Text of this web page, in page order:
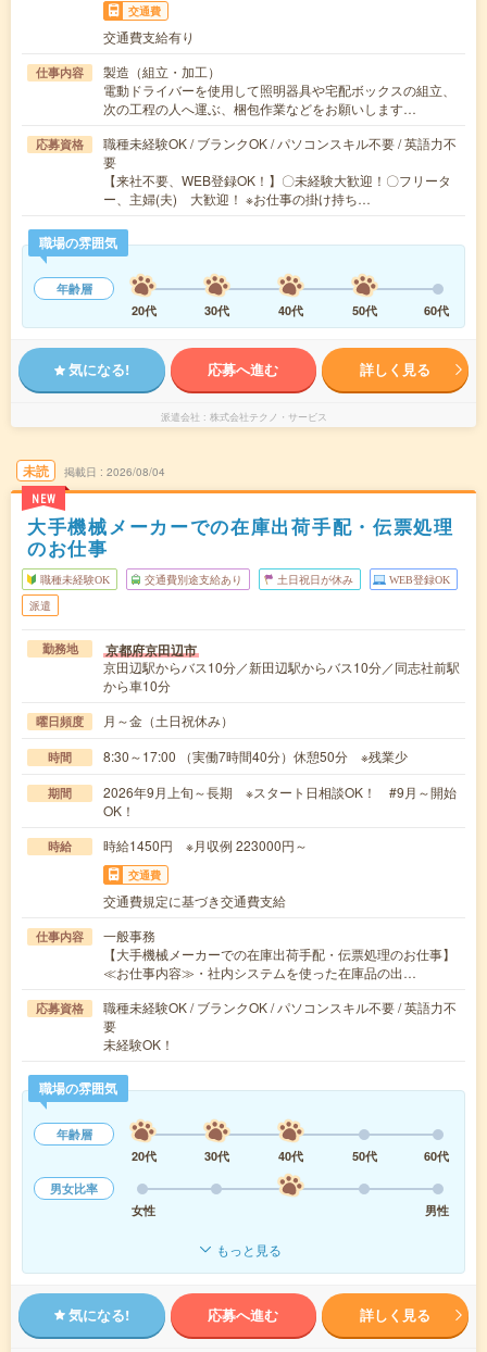
交通費
交通費支給有り
仕事内容
製造（組立・加工）
電動ドライバーを使用して照明器具や宅配ボックスの組立、
次の工程の人へ運ぶ、梱包作業などをお願いします…
応募資格
職種未経験OK / ブランクOK / パソコンスキル不要 / 英語力不
要
【来社不要、WEB登録OK！】〇未経験大歓迎！〇フリータ
ー、主婦(夫) 大歓迎！ ※お仕事の掛け持ち…
職場の雰囲気
年齢層
20代
30代 40代 50代 60代
気になる! 応募へ進む 詳しく見る
派遣会社 株式会社テクノ・サービス
未読
NEW
掲載日 2026/08/04
大手機械メーカーでの在庫出荷手配・伝票処理
のお仕事
職種未経験OK 交通費別途支給あり 土日祝日が休み WEB登録OK
派遣
勤務地 京都府京田辺市
京田辺駅からバス10分／新田辺駅からバス10分／同志社前駅
から車10分
曜日頻度 月～金（土日祝休み）
時間 8:30～17:00 （実働7時間40分）休憩50分 ※残業少
期間
2026年9月上旬～長期 ※スタート日相談OK！ #9月～開始
OK！
時給 時給1450円 ※月収例 223000円～
交通費
交通費規定に基づき交通費支給
仕事内容
一般事務
【大手機械メーカーでの在庫出荷手配・伝票処理のお仕事】
≪お仕事内容≫・社内システムを使った在庫品の出…
応募資格
職種未経験OK / ブランクOK / パソコンスキル不要 / 英語力不
要
未経験OK！
職場の雰囲気
年齢層
20代
30代 40代 50代
60代
男女比率
女性
男性
もっと見る
気になる! 応募へ進む 詳しく見る